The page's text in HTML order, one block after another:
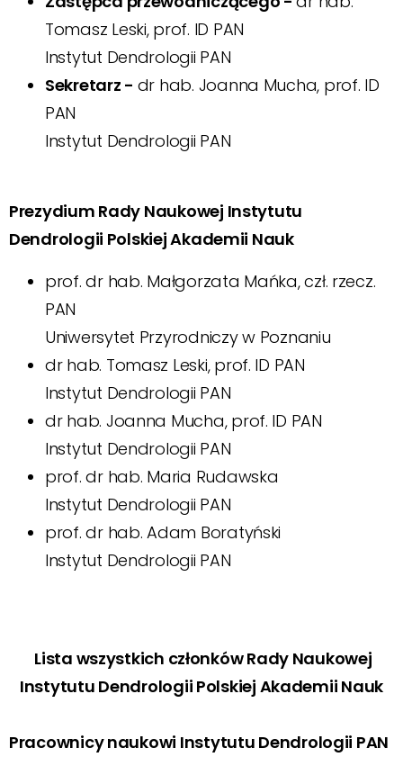
Tomasz Leski, prof. ID PAN
Instytut Dendrologii PAN
Sekretarz - dr hab. Joanna Mucha, prof. ID
PAN
Instytut Dendrologii PAN
Prezydium Rady Naukowej Instytutu
Dendrologii Polskiej Akademii Nauk
prof. dr hab. Małgorzata Mańka, czł. rzecz.
PAN
Uniwersytet Przyrodniczy w Poznaniu
dr hab. Tomasz Leski, prof. ID PAN
Instytut Dendrologii PAN
dr hab. Joanna Mucha, prof. ID PAN
Instytut Dendrologii PAN
prof. dr hab. Maria Rudawska
Instytut Dendrologii PAN
prof. dr hab. Adam Boratyński
Instytut Dendrologii PAN
Lista wszystkich członków Rady Naukowej
Instytutu Dendrologii Polskiej Akademii Nauk
Pracownicy naukowi Instytutu Dendrologii PAN